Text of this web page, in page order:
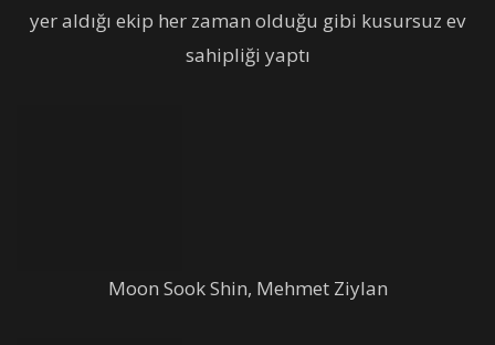
yer aldığı ekip her zaman olduğu gibi kusursuz ev
sahipliği yaptı
Moon Sook Shin, Mehmet Ziylan